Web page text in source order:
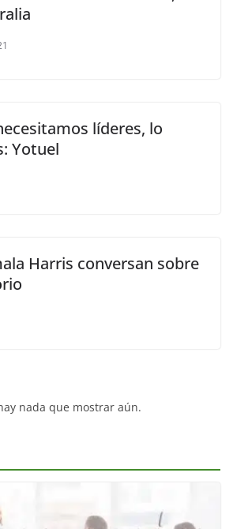
líderes, lo
Yotuel
Harris conversan sobre
nada que mostrar aún.